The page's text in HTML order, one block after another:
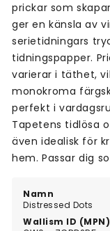
Namn
Distressed Dots
Wallism ID (MPN)
prickar som
ger en känsla av
serietidningars
tidningspapper.
varierar i täthet,
monokroma
perfekt i
Tapetens tidlösa
även idealisk för
hem. Passar dig